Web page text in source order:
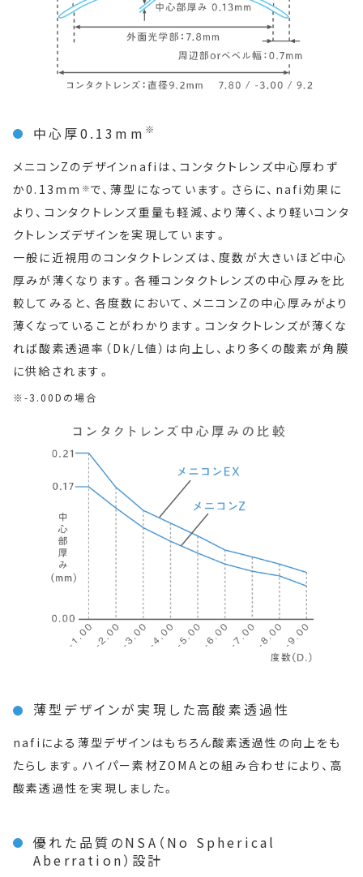
中心厚0.13mm ※
メニコンZのデザインnafiは、コンタクトレンズ中心厚わず
か0.13mm ※で、薄型になっています。さらに、nafi効果に
より、コンタクトレンズ重量も軽減、より薄く、より軽いコンタ
クトレンズデザインを実現しています。
一般に近視用のコンタクトレンズは、度数が大きいほど中心
厚みが薄くなります。各種コンタクトレンズの中心厚みを比
較してみると、各度数において、メニコンZの中心厚みがより
薄くなっていることがわかります。コンタクトレンズが薄くな
れば酸素透過率（Dk/L値）は向上し、より多くの酸素が角膜
に供給されます。
-3.00Dの場合
薄型デザインが実現した高酸素透過性
nafiによる薄型デザインはもちろん酸素透過性の向上をも
たらします。ハイパー素材ZOMAとの組み合わせにより、高
酸素透過性を実現しました。
優れた品質のNSA（No Spherical
Aberration）設計